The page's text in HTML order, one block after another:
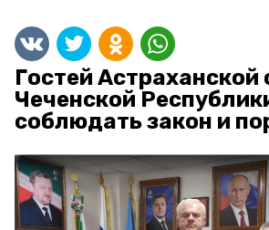
Гостей Астраханской
Чеченской
соблюдать закон и